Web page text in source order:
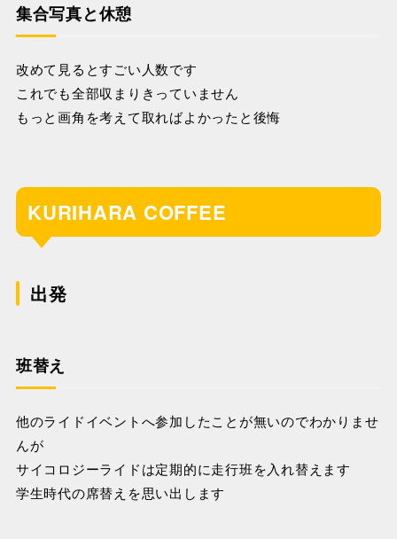
集合写真と休憩
改めて見るとすごい人数です
これでも全部収まりきっていません
もっと画角を考えて取ればよかったと後悔
KURIHARA COFFEE
出発
班替え
他のライドイベントへ参加したことが無いのでわかりませ
んが
サイコロジーライドは定期的に走行班を入れ替えます
学生時代の席替えを思い出します